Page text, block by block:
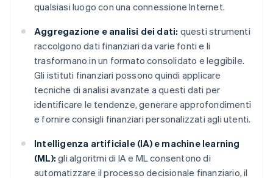
qualsiasi luogo con una connessione Internet.
Aggregazione e analisi dei dati: questi strumenti
raccolgono dati finanziari da varie fonti e li
trasformano in un formato consolidato e leggibile.
Gli istituti finanziari possono quindi applicare
tecniche di analisi avanzate a questi dati per
identificare le tendenze, generare approfondimenti
e fornire consigli finanziari personalizzati agli utenti.
Intelligenza artificiale (IA) e machine learning
(ML): gli algoritmi di IA e ML consentono di
automatizzare il processo decisionale finanziario, il